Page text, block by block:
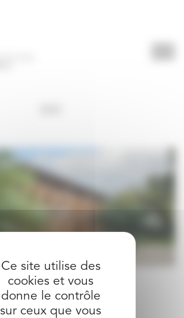
partager l’article
Ce site utilise des
cookies et vous
donne le contrôle
sur ceux que vous